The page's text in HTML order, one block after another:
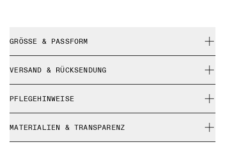
GRÖSSE & PASSFORM
Ines ist 175 cm gross und trägt Grösse S
VERSAND & RÜCKSENDUNG
Kostenlose 30-Tage-Rückgabe
Limited-Edition-Artikel, Sonderfarben oder Letzte-
Chance-Artikel können nicht umgetauscht werden. Sie
PFLEGEHINWEISE
Nicht bleichen
Nicht chemisch reinigen
MATERIALIEN & TRANSPARENZ